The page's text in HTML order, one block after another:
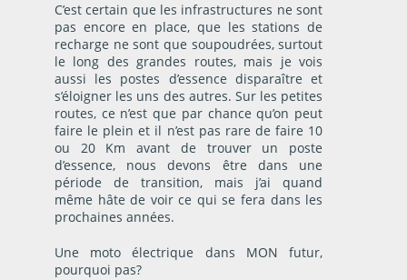
C’est certain que les infrastructures ne sont
pas encore en place, que les stations de
recharge ne sont que soupoudrées, surtout
le long des grandes routes, mais je vois
aussi les postes d’essence disparaître et
s’éloigner les uns des autres. Sur les petites
routes, ce n’est que par chance qu’on peut
faire le plein et il n’est pas rare de faire 10
ou 20 Km avant de trouver un poste
d’essence, nous devons être dans une
période de transition, mais j’ai quand
même hâte de voir ce qui se fera dans les
prochaines années.
Une moto électrique dans MON futur,
pourquoi pas?